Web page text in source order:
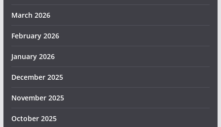
March 2026
February 2026
January 2026
December 2025
November 2025
October 2025